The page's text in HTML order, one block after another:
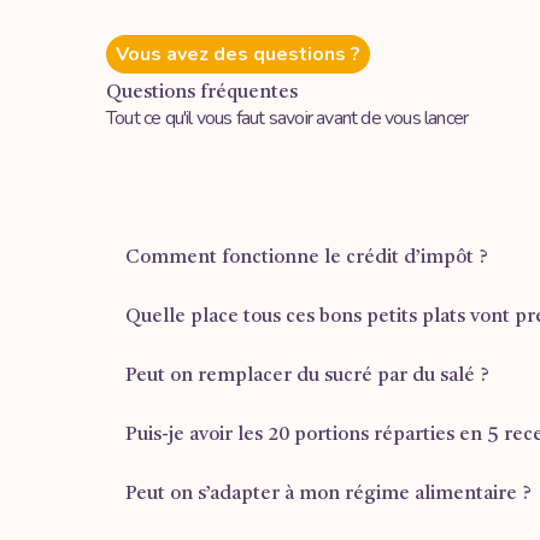
Vous avez des questions ?
Questions fréquentes
Tout ce qu'il vous faut savoir avant de vous lancer
Comment fonctionne le crédit d’impôt ?
Retrouvez plus d'informations sur lapage dédiée .
Quelle place tous ces bons petits plats vont
1 tiroir ½ pour les plus grandes formules (Mois
Peut on remplacer du sucré par du salé ?
Malheureusement ce n’est pas possible car faire
Puis-je avoir les 20 portions réparties en 5
Si tu veux 5 recettes différentes, il faut basculer
Peut on s’adapter à mon régime alimentaire ?